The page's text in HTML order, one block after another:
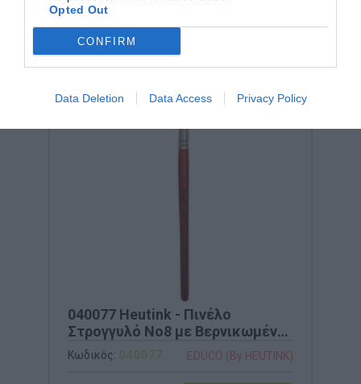
Opted Out
CONFIRM
Data Deletion Data Access Privacy Policy
040077 Heutink - Πινέλο
Στρογγυλό Νο8 με Βερνικωμένη
Ξύλινη Λαβή
Κωδικός: 040077 EDUCO (By HEUTINK)